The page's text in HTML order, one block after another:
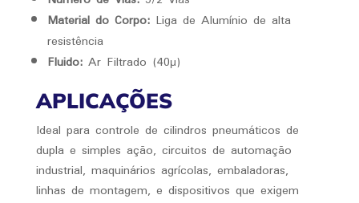
Material do Corpo:Liga de Alumínio de alta
resistência
Fluido:Ar Filtrado (40μ)
APLICAÇÕES
Ideal para controle de cilindros pneumáticos de
dupla e simples ação, circuitos de automação
industrial, maquinários agrícolas, embaladoras,
linhas de montagem, e dispositivos que exigem